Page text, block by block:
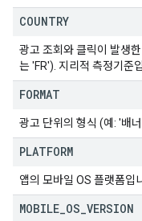
COUNTRY
광고 조회와 클릭이 발생
는 'FR'). 지리적 측정기준
FORMAT
광고 단위의 형식 (예: '배
PLATFORM
앱의 모바일 OS 플랫폼입
MOBILE OS VERSION